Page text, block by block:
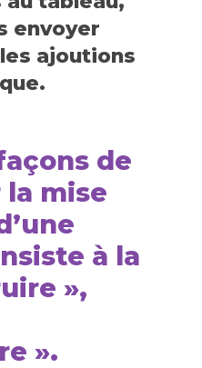
envoyer
ajoutions
de
mise
à la
»,
».